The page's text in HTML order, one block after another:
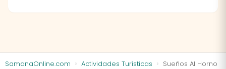
SamanaOnline.com Actividades Turísticas Sueños Al Horno